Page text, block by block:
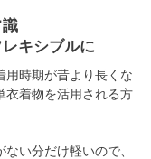
キシブルに
用時期が昔より長くな
衣着物を活用される方
い分だけ軽いので、